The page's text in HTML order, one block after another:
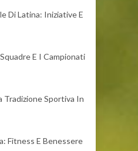
Di Latina: Iniziative E
E I Campionati
Tradizione Sportiva In
Fitness E Benessere